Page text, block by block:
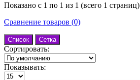
Показано с 1 по 1 из 1 (всего 1 страниц)
Сравнение товаров (0)
Список Сетка
Сортировать:
Показывать: